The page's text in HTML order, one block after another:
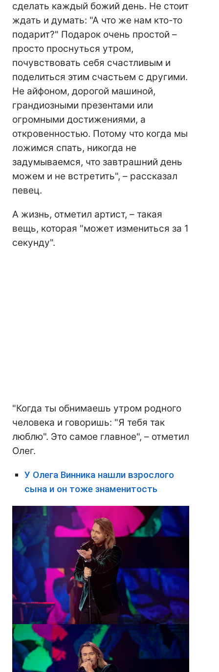
сделать каждый божий день. Не стоит
ждать и думать: "А что же нам кто-то
подарит?" Подарок очень простой –
просто проснуться утром,
почувствовать себя счастливым и
поделиться этим счастьем с другими.
Не айфоном, дорогой машиной,
грандиозными презентами или
огромными достижениями, а
откровенностью. Потому что когда мы
ложимся спать, никогда не
задумываемся, что завтрашний день
можем и не встретить", – рассказал
певец.
А жизнь, отметил артист, – такая
вещь, которая "может измениться за 1
секунду".
"Когда ты обнимаешь утром родного
человека и говоришь: "Я тебя так
люблю". Это самое главное", – отметил
Олег.
У Олега Винника нашли взрослого
сына и он тоже знаменитость